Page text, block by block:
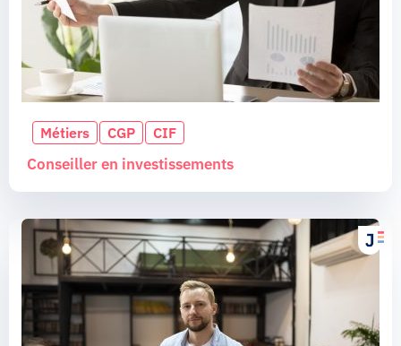
Métiers CGP CIF
Conseiller en investissements